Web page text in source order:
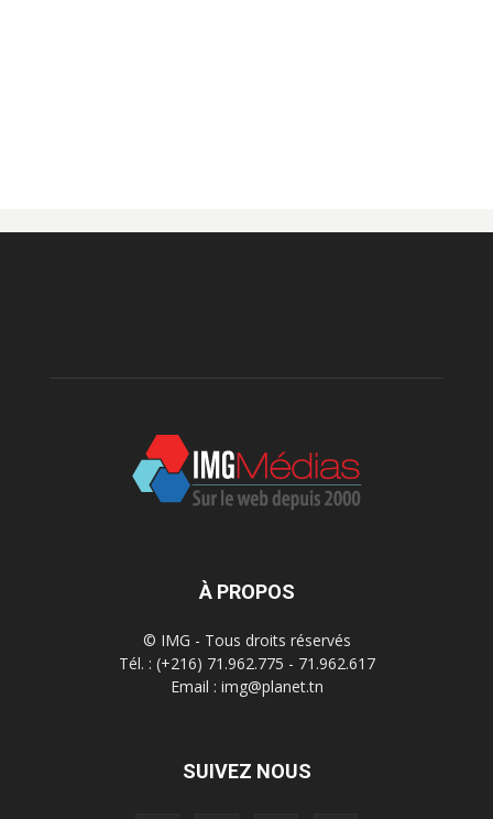
À PROPOS
© IMG - Tous droits réservés
Tél. : (+216) 71.962.775 - 71.962.617
Email : img@planet.tn
SUIVEZ NOUS